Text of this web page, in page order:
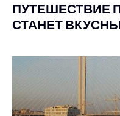
ПУТЕШЕСТВИЕ
СТАНЕТ